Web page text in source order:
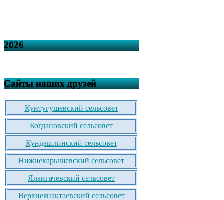
2026
Сайты наших друзей
Кунтугушевский сельсовет
Богдановский сельсовет
Кундашлинский сельсовет
Нижнекарышевский сельсовет
Ялангачевский сельсовет
Верхнеянактаевский сельсовет